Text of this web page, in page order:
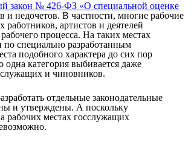
закон № 426-ФЗ «О специальной оценке
и недочетов. В частности, многие рабочие
артистов и деятелей
процесса. На таких местах
специально разработанным
подобного характера до сих пор
категория выбивается даже
и чиновников.
отдельные законодательные
и утверждены. А поскольку
рабочих местах госслужащих